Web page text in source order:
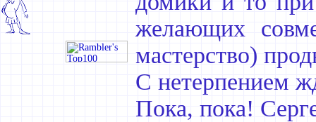
желающих
мастерство)
С нетерпением
Пока, пока!